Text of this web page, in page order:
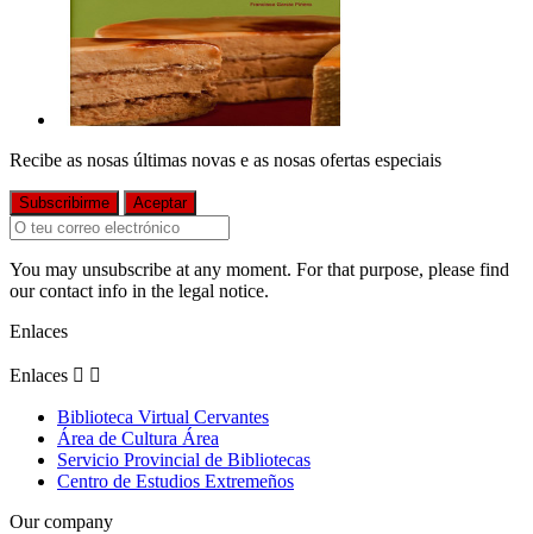
Recibe as nosas últimas novas e as nosas ofertas especiais
You may unsubscribe at any moment. For that purpose, please find
our contact info in the legal notice.
Enlaces
Enlaces  
Biblioteca Virtual Cervantes
Área de Cultura Área
Servicio Provincial de Bibliotecas
Centro de Estudios Extremeños
Our company